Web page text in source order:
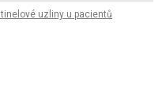
uzliny u pacientů